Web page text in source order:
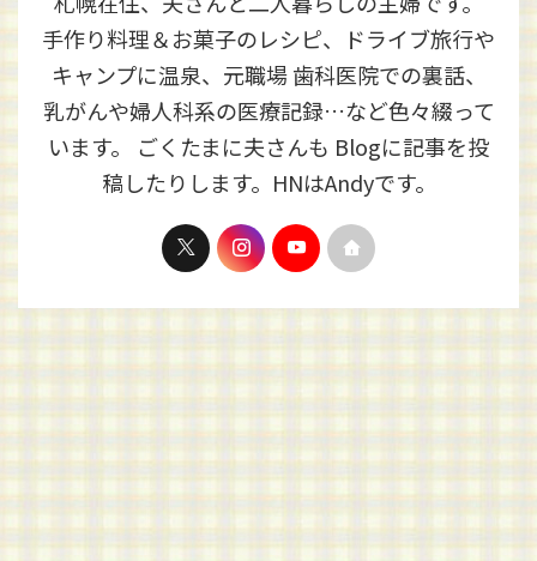
手作り料理＆お菓子のレシピ、ドライブ旅行や
キャンプに温泉、元職場 歯科医院での裏話、
乳がんや婦人科系の医療記録…など色々綴って
います。 ごくたまに夫さんも Blogに記事を投
稿したりします。HNはAndyです。